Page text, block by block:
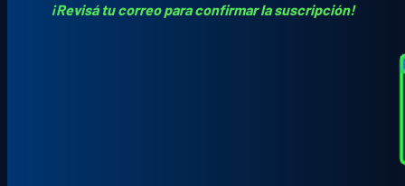
¡Revisá tu correo para confirmar la suscripción!